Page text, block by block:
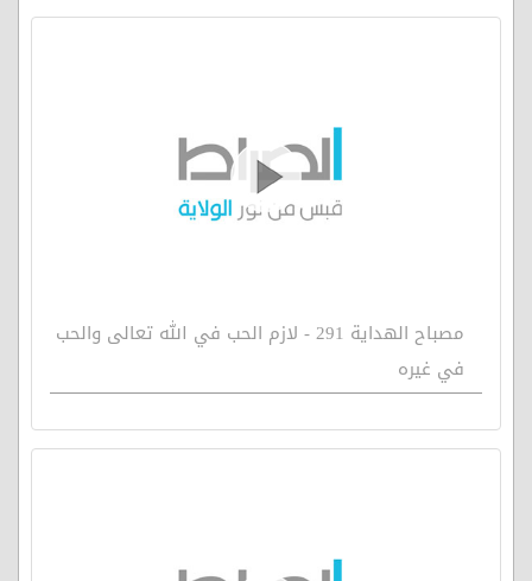
مصباح الهداية 291 - لازم الحب في الله تعالى والحب
في غيره